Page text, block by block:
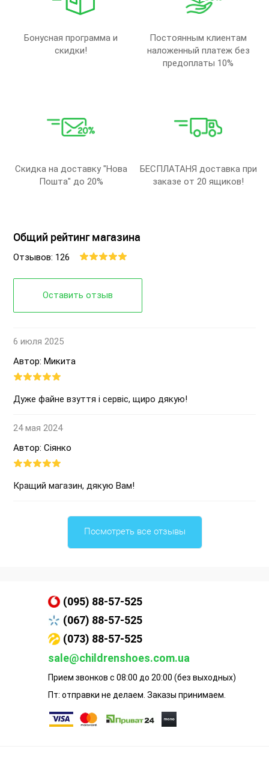
Бонусная программа и
скидки!
Постоянным клиентам
наложенный платеж без
предоплаты 10%
Скидка на доставку "Нова
Пошта" до 20%
БЕСПЛАТАНЯ доставка при
заказе от 20 ящиков!
Общий рейтинг магазина
Отзывов: 126
Оставить отзыв
6 июля 2025
Автор: Микита
Дуже файне взуття і сервіс, щиро дякую!
24 мая 2024
Автор: Сіянко
Кращий магазин, дякую Вам!
Посмотреть все отзывы
(095) 88-57-525
(067) 88-57-525
(073) 88-57-525
sale@childrenshoes.com.ua
Прием звонков с 08:00 до 20:00 (без выходных)
Пт: отправки не делаем. Заказы принимаем.